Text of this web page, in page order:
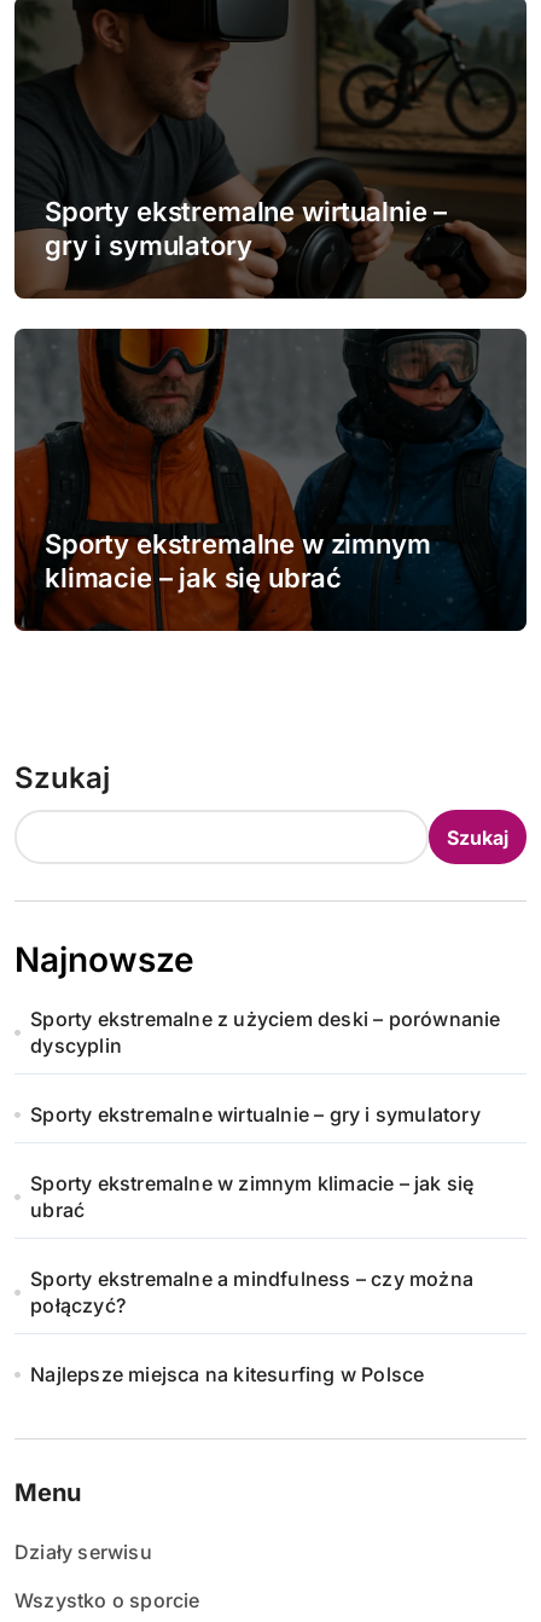
s
u
Sporty ekstremalne wirtualnie –
gry i symulatory
Sporty ekstremalne w zimnym
klimacie – jak się ubrać
Szukaj
Szukaj
Najnowsze
Sporty ekstremalne z użyciem deski – porównanie
dyscyplin
Sporty ekstremalne wirtualnie – gry i symulatory
Sporty ekstremalne w zimnym klimacie – jak się
ubrać
Sporty ekstremalne a mindfulness – czy można
połączyć?
Najlepsze miejsca na kitesurfing w Polsce
Menu
Działy serwisu
Wszystko o sporcie